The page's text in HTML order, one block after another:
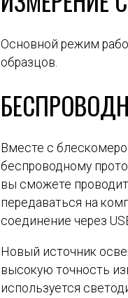
Основной режим
образцов.
Вместе с
беспроводному
вы сможете
передаваться на
соединение через
Новый источник
высокую точность
используется